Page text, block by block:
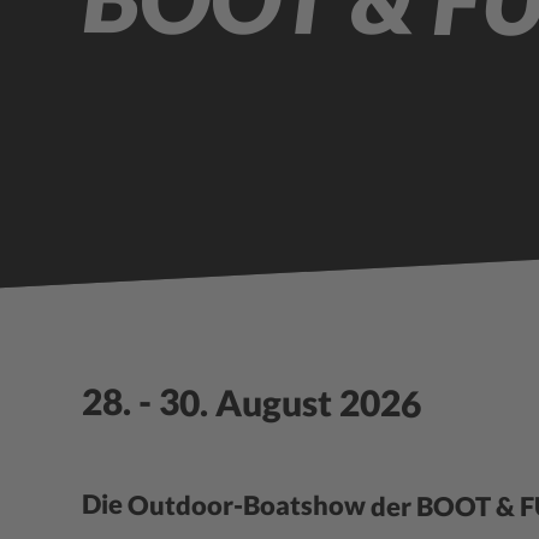
28. - 30. August 2026
Die Outdoor-Boatshow der BOOT &